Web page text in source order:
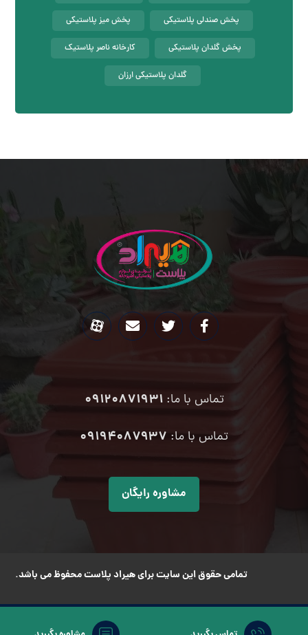
پخش صندلی پلاستیکی پخش میز پلاستیکی
پخش گلدان پلاستیکی کارخانه ناصر پلاستیک
گلدان پلاستیکی ارزان
تماس با ما:09120871931
تماس با ما: ۰۹۱۹۴۰۸۷۹۳۷
مشاوره رایگان
تمامی حقوق این سایت برای هیراد پلاست محفوظ می باشد.